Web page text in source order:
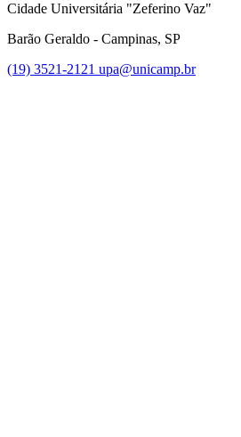
Cidade Universitária "Zeferino Vaz"
Barão Geraldo - Campinas, SP
(19) 3521-2121 upa@unicamp.br